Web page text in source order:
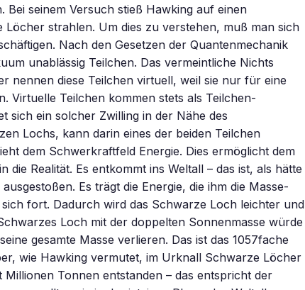
Bei seinem Versuch stieß Hawking auf einen
strahlen. Um dies zu verstehen, muß man sich
Nach den Gesetzen der Quantenmechanik
unablässig Teilchen. Das vermeintliche Nichts
nennen diese Teilchen virtuell, weil sie nur für eine
Virtuelle Teilchen kommen stets als Teilchen-
sich ein solcher Zwilling in der Nähe des
Lochs, kann darin eines der beiden Teilchen
dem Schwerkraftfeld Energie. Dies ermöglicht dem
die Realität. Es entkommt ins Weltall – das ist, als hätte
Es trägt die Energie, die ihm die Masse-
fort. Dadurch wird das Schwarze Loch leichter und
Loch mit der doppelten Sonnenmasse würde
gesamte Masse verlieren. Das ist das 1057fache
wie Hawking vermutet, im Urknall Schwarze Löcher
Tonnen entstanden – das entspricht der